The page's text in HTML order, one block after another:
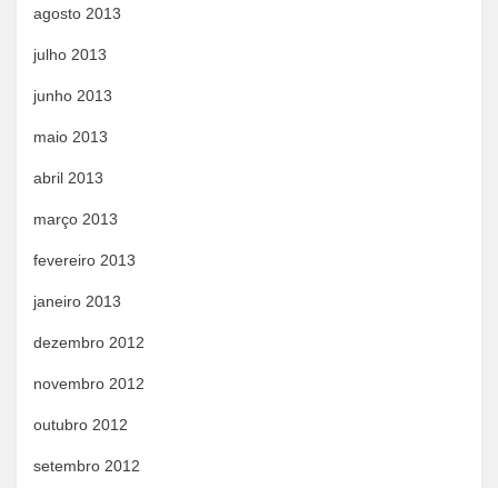
agosto 2013
julho 2013
junho 2013
maio 2013
abril 2013
março 2013
fevereiro 2013
janeiro 2013
dezembro 2012
novembro 2012
outubro 2012
setembro 2012